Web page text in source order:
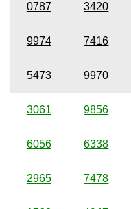
0787 3420
9974 7416
5473 9970
3061 9856
6056 6338
2965 7478